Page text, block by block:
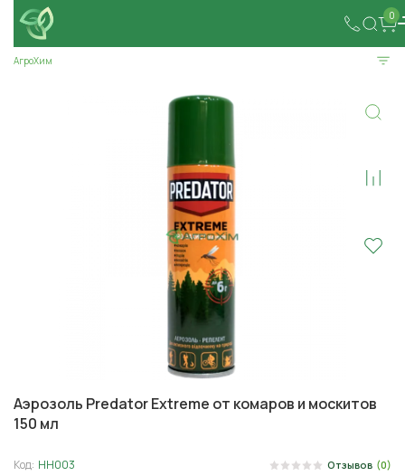
0
АгроХим
Аэрозоль Predator Extreme от комаров и москитов
150 мл
Код: НН003 Отзывов (0)